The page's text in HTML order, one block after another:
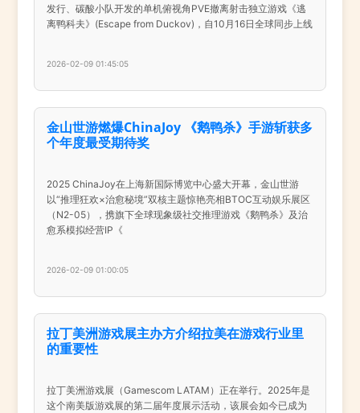
发行、碳酸小队开发的单机俯视角PVE撤离射击独立游戏《逃
离鸭科夫》(Escape from Duckov)，自10月16日全球同步上线
2026-02-09 01:45:05
金山世游燃爆ChinaJoy 《鹅鸭杀》手游斩获多
个年度最受期待奖
2025 ChinaJoy在上海新国际博览中心盛大开幕，金山世游
以“推理狂欢×治愈秘境”双核主题惊艳亮相BTOC互动娱乐展区
（N2-05），携旗下全球现象级社交推理游戏《鹅鸭杀》及治
愈系模拟经营IP《
2026-02-09 01:00:05
拉丁美洲游戏展主办方介绍拉美在游戏行业里
的重要性
拉丁美洲游戏展（Gamescom LATAM）正在举行。2025年是
这个南美版游戏展的第二届年度展示活动，该展会如今已成为